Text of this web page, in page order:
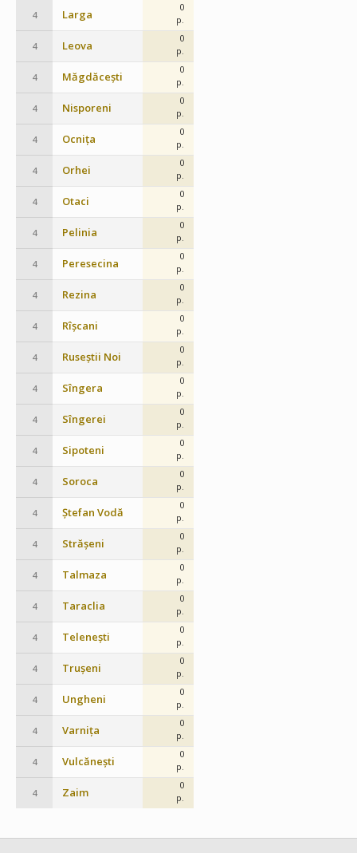
4 Larga
0
p.
4 Leova
0
p.
4 Măgdăcești
0
p.
4 Nisporeni
0
p.
4 Ocnița
0
p.
4 Orhei
0
p.
4 Otaci
0
p.
4 Pelinia
0
p.
4 Peresecina
0
p.
4 Rezina
0
p.
4 Rîșcani
0
p.
4 Ruseștii Noi
0
p.
4 Sîngera
0
p.
4 Sîngerei
0
p.
4 Sipoteni
0
p.
4 Soroca
0
p.
4 Ștefan Vodă
0
p.
4 Strășeni
0
p.
4 Talmaza
0
p.
4 Taraclia
0
p.
4 Telenești
0
p.
4 Trușeni
0
p.
4 Ungheni
0
p.
4 Varnița
0
p.
4 Vulcănești
0
p.
4 Zaim
0
p.